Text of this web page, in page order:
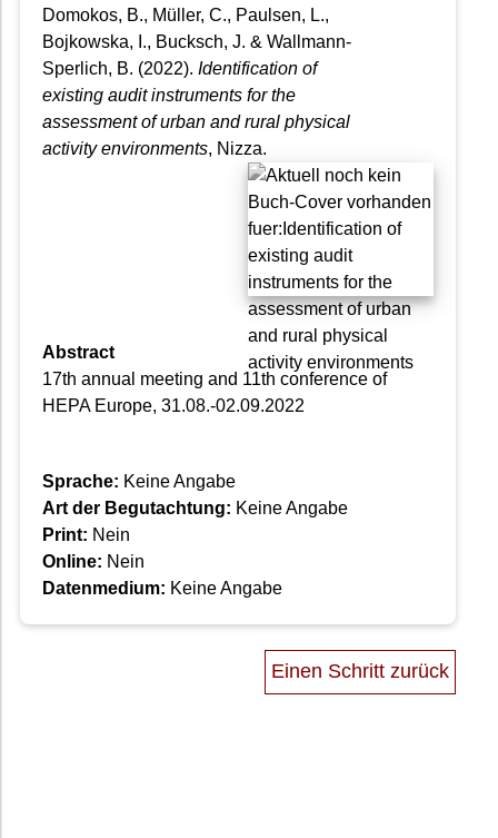
Domokos, B., Müller, C., Paulsen, L.,
Bojkowska, I., Bucksch, J. & Wallmann-
Sperlich, B. (2022). Identification of
existing audit instruments for the
assessment of urban and rural physical
activity environments, Nizza.
Abstract
17th annual meeting and 11th conference of
HEPA Europe, 31.08.-02.09.2022
Sprache: Keine Angabe
Art der Begutachtung: Keine Angabe
Print: Nein
Online: Nein
Datenmedium: Keine Angabe